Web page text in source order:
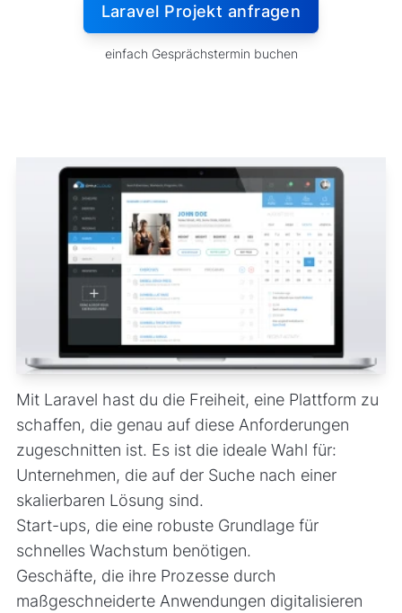
Laravel Projekt anfragen
einfach Gesprächstermin buchen
Mit Laravel hast du die Freiheit, eine Plattform zu
schaffen, die genau auf diese Anforderungen
zugeschnitten ist. Es ist die ideale Wahl für:
Unternehmen, die auf der Suche nach einer
skalierbaren Lösung sind.
Start-ups, die eine robuste Grundlage für
schnelles Wachstum benötigen.
Geschäfte, die ihre Prozesse durch
maßgeschneiderte Anwendungen digitalisieren